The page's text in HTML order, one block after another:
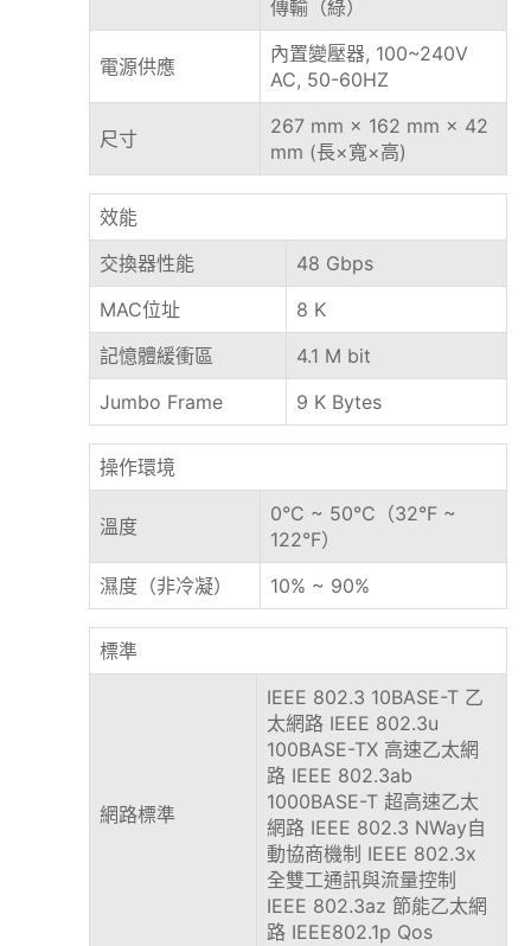
傳輸（綠）
電源供應
內置變壓器, 100~240V
AC, 50-60HZ
尺寸
267 mm × 162 mm × 42
mm (長×寬×高)
效能
交換器性能
48 Gbps
MAC位址
8 K
記憶體緩衝區
4.1 M bit
Jumbo Frame
9 K Bytes
操作環境
溫度
0°C ~ 50°C（32°F ~
122°F）
濕度（非冷凝）
10% ~ 90%
標準
網路標準
IEEE 802.3 10BASE-T 乙
太網路 IEEE 802.3u
100BASE-TX 高速乙太網
路 IEEE 802.3ab
1000BASE-T 超高速乙太
網路 IEEE 802.3 NWay自
動協商機制 IEEE 802.3x
全雙工通訊與流量控制
IEEE 802.3az 節能乙太網
路 IEEE802.1p Qos